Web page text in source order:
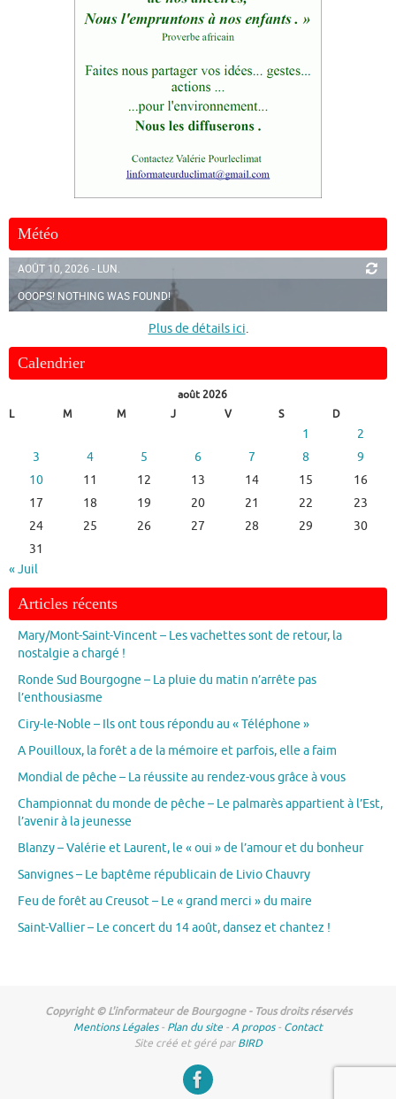
Météo
AOÛT 10, 2026 - LUN.
OOOPS! NOTHING WAS FOUND!
Plus de détails ici.
Calendrier
août 2026
L
M M J V S D
1
2
3
4 5 6 7 8
9
10
11 12 13 14 15
16
17
18 19 20 21 22
23
24
25 26 27 28 29
30
31
« Juil
Articles récents
Mary/Mont-Saint-Vincent – Les vachettes sont de retour, la
nostalgie a chargé !
Ronde Sud Bourgogne – La pluie du matin n’arrête pas
l’enthousiasme
Ciry-le-Noble – Ils ont tous répondu au « Téléphone »
A Pouilloux, la forêt a de la mémoire et parfois, elle a faim
Mondial de pêche – La réussite au rendez-vous grâce à vous
Championnat du monde de pêche – Le palmarès appartient à l’Est,
l’avenir à la jeunesse
Blanzy – Valérie et Laurent, le « oui » de l’amour et du bonheur
Sanvignes – Le baptême républicain de Livio Chauvry
Feu de forêt au Creusot – Le « grand merci » du maire
Saint-Vallier – Le concert du 14 août, dansez et chantez !
Copyright © L'informateur de Bourgogne - Tous droits réservés
Mentions Légales- Plan du site -A propos- Contact
Site créé et géré parBIRD